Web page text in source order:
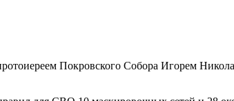
Покровского Собора Игорем